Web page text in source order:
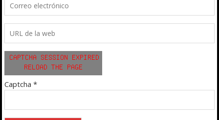
Captcha *